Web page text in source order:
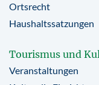
Ortsrecht
Haushaltssatzungen
Tourismus und
Veranstaltungen